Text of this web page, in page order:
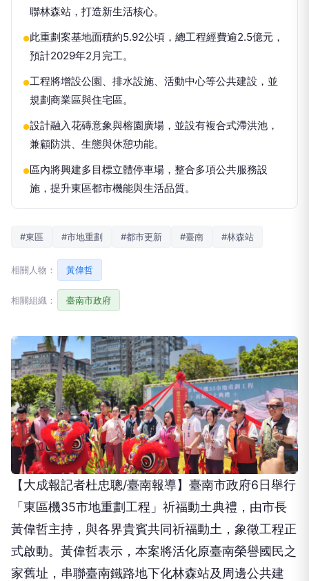
聯林森站，打造新生活核心。
●此重劃案基地面積約5.92公頃，總工程經費逾2.5億元，
預計2029年2月完工。
●工程將增設公園、排水設施、活動中心等公共建設，並
規劃商業區與住宅區。
●設計融入花磚意象與榕園廣場，並設有複合式滯洪池，
兼顧防洪、生態與休憩功能。
●區內將興建多目標立體停車場，整合多項公共服務設
施，提升東區都市機能與生活品質。
#東區 #市地重劃 #都市更新 #臺南 #林森站
相關人物： 黃偉哲
相關組織： 臺南市政府
【大成報記者杜忠聰/臺南報導】臺南市政府6日舉行
「東區機35市地重劃工程」祈福動土典禮，由市長
黃偉哲主持，與各界貴賓共同祈福動土，象徵工程正
式啟動。黃偉哲表示，本案將活化原臺南榮譽國民之
家舊址，串聯臺南鐵路地下化林森站及周邊公共建